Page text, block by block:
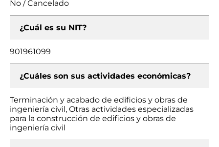
No / Cancelado
¿Cuál es su NIT?
901961099
¿Cuáles son sus actividades económicas?
Terminación y acabado de edificios y obras de
ingeniería civil, Otras actividades especializadas
para la construcción de edificios y obras de
ingeniería civil